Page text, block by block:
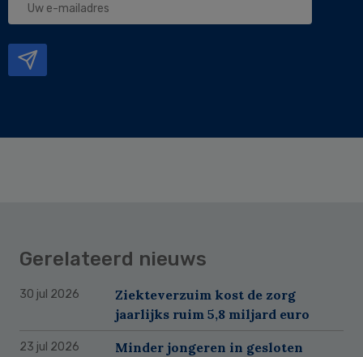
Gerelateerd nieuws
30 jul 2026
Ziekteverzuim kost de zorg
jaarlijks ruim 5,8 miljard euro
23 jul 2026
Minder jongeren in gesloten